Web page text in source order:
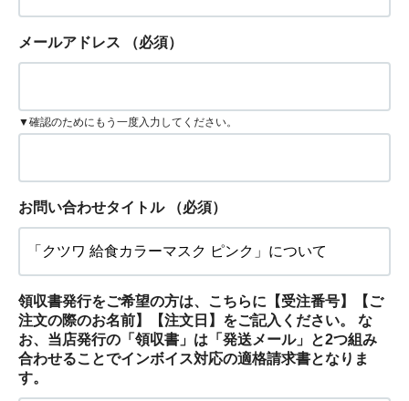
メールアドレス （必須）
▼確認のためにもう一度入力してください。
お問い合わせタイトル （必須）
領収書発行をご希望の方は、こちらに【受注番号】【ご
注文の際のお名前】【注文日】をご記入ください。 な
お、当店発行の「領収書」は「発送メール」と2つ組み
合わせることでインボイス対応の適格請求書となりま
す。